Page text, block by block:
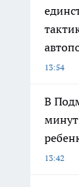
13:54
В
минут
13:42